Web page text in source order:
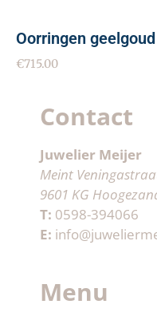
Oorringen geelgoud
€715.00
Contact
Juwelier Meijer
Meint
9601 KG
T: 0598-394066
E:
Menu